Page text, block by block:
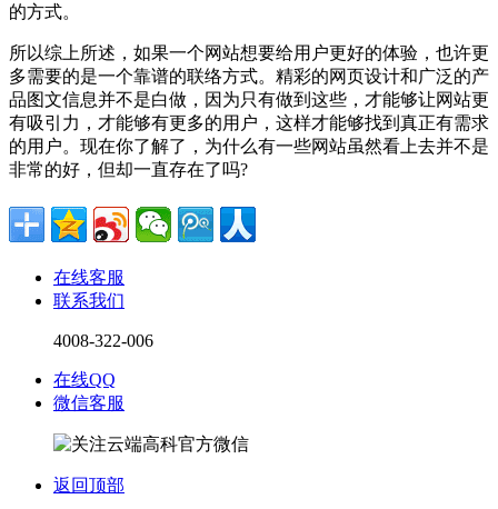
的方式。
所以综上所述，如果一个网站想要给用户更好的体验，也许更
多需要的是一个靠谱的联络方式。精彩的网页设计和广泛的产
品图文信息并不是白做，因为只有做到这些，才能够让网站更
有吸引力，才能够有更多的用户，这样才能够找到真正有需求
的用户。现在你了解了，为什么有一些网站虽然看上去并不是
非常的好，但却一直存在了吗?
在线客服
联系我们
4008-322-006
在线QQ
微信客服
返回顶部